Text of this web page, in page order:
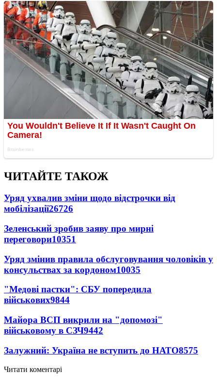
ЧИТАЙТЕ ТАКОЖ
Уряд ухвалив зміни щодо відстрочки від
мобілізації26726
Зеленський зробив заяву про мирні
переговори10351
Уряд змінив правила обслуговування чоловіків у
консульствах за кордоном10035
"Медові пастки": СБУ попередила
військових9844
Майора ВСП викрили на "допомозі"
військовому в СЗЧ9442
Залужний: Україна не вступить до НАТО8575
Читати коментарі